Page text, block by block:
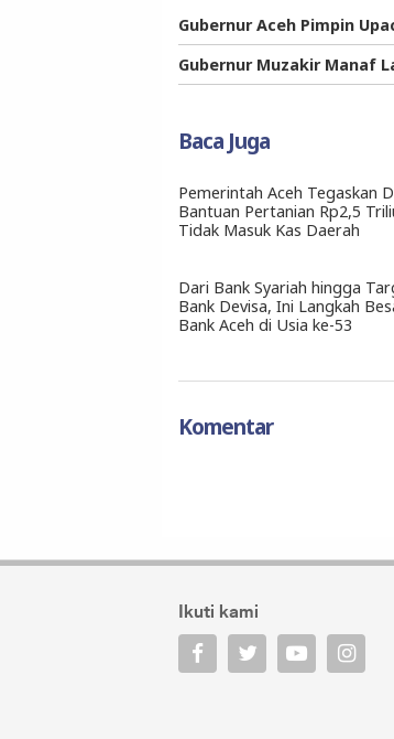
Gubernur Aceh Pimpin
Gubernur Muzakir Manaf
Baca Juga
Pemerintah Aceh Tegaskan
Bantuan Pertanian Rp2,5
Tidak Masuk Kas Daerah
Dari Bank Syariah hingga
Bank Devisa, Ini Langkah
Bank Aceh di Usia ke-53
Komentar
Ikuti kami